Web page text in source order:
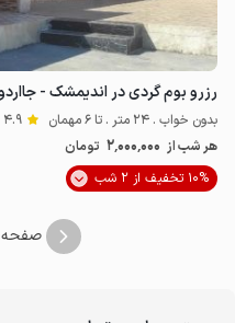
رزرو بوم گردی در اندیمشک - جااردو - ۲۴
بدون خواب . 24 متر . تا 6 مهمان 4.9
هر شب از 2٬000٬000 تومان
10% تخفیف از 2 شب
صفحه